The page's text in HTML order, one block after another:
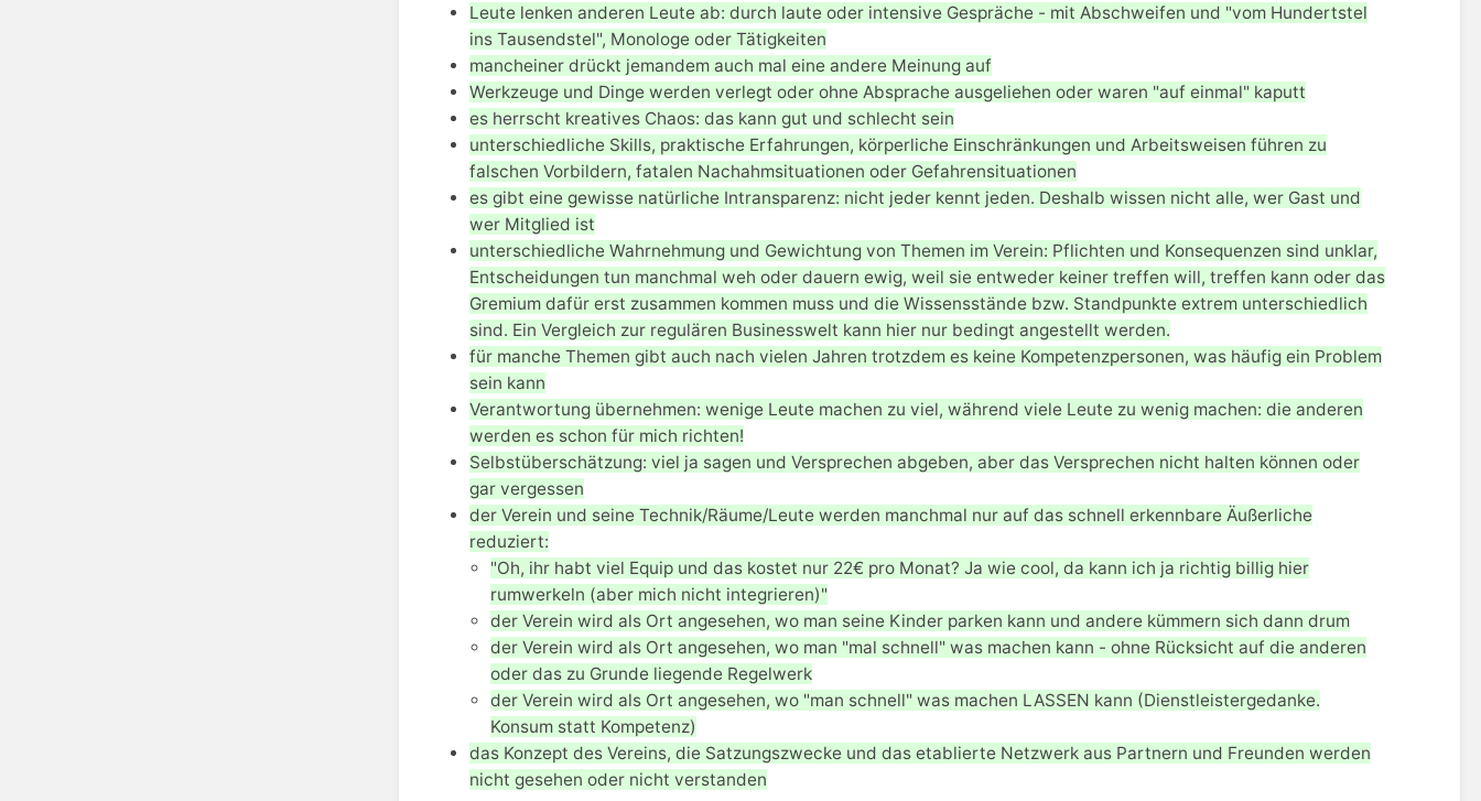
Leute lenken anderen Leute ab: durch laute oder intensive Gespräche - mit Abschweifen und "vom Hundertstel
ins Tausendstel", Monologe oder Tätigkeiten
mancheiner drückt jemandem auch mal eine andere Meinung auf
Werkzeuge und Dinge werden verlegt oder ohne Absprache ausgeliehen oder waren "auf einmal" kaputt
es herrscht kreatives Chaos: das kann gut und schlecht sein
unterschiedliche Skills, praktische Erfahrungen, körperliche Einschränkungen und Arbeitsweisen führen zu
falschen Vorbildern, fatalen Nachahmsituationen oder Gefahrensituationen
es gibt eine gewisse natürliche Intransparenz: nicht jeder kennt jeden. Deshalb wissen nicht alle, wer Gast und
wer Mitglied ist
unterschiedliche Wahrnehmung und Gewichtung von Themen im Verein: Pflichten und Konsequenzen sind unklar,
Entscheidungen tun manchmal weh oder dauern ewig, weil sie entweder keiner treffen will, treffen kann oder das
Gremium dafür erst zusammen kommen muss und die Wissensstände bzw. Standpunkte extrem unterschiedlich
sind. Ein Vergleich zur regulären Businesswelt kann hier nur bedingt angestellt werden.
für manche Themen gibt auch nach vielen Jahren trotzdem es keine Kompetenzpersonen, was häufig ein Problem
sein kann
Verantwortung übernehmen: wenige Leute machen zu viel, während viele Leute zu wenig machen: die anderen
werden es schon für mich richten!
Selbstüberschätzung: viel ja sagen und Versprechen abgeben, aber das Versprechen nicht halten können oder
gar vergessen
der Verein und seine Technik/Räume/Leute werden manchmal nur auf das schnell erkennbare Äußerliche
reduziert:
"Oh, ihr habt viel Equip und das kostet nur 22€ pro Monat? Ja wie cool, da kann ich ja richtig billig hier
rumwerkeln (aber mich nicht integrieren)"
der Verein wird als Ort angesehen, wo man seine Kinder parken kann und andere kümmern sich dann drum
der Verein wird als Ort angesehen, wo man "mal schnell" was machen kann - ohne Rücksicht auf die anderen
oder das zu Grunde liegende Regelwerk
der Verein wird als Ort angesehen, wo "man schnell" was machen LASSEN kann (Dienstleistergedanke.
Konsum statt Kompetenz)
das Konzept des Vereins, die Satzungszwecke und das etablierte Netzwerk aus Partnern und Freunden werden
nicht gesehen oder nicht verstanden